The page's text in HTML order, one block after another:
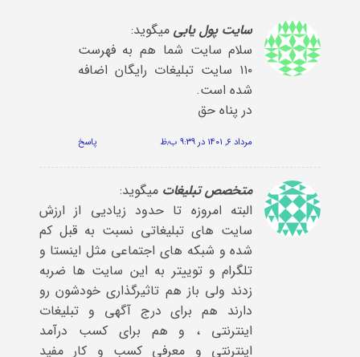
سایت پول یابی میگوید:
سلام سایت شما هم به فهرست
۱۱۰ سایت تبلیغات رایگان اضافه
شده است.
در پناه حق
مرداد ۶, ۱۴۰۱ در ۹:۳۹ ب٫ظ پاسخ
متخصص تبلیغات میگوید:
البته امروزه تا حدود زیادیی از ارزش
سایت های تبلیغاتی نسبت به قبل کم
شده و شبکه های اجتماعی مثل اینستا و
تلگرام و توییتر به این سایت ها ضربه
زدند ولی باز هم تاثیرگذاری خودشون رو
دارند هم برای درج آگهی و تبلیغات
اینترنتی ، و هم برای کسب درآمد
اینترنتی و معرفی کسب و کار مفید